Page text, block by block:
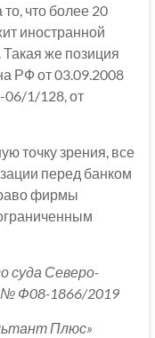
что более 20
иностранной
же позиция
РФ от 03.09.2008
1/128, от
точку зрения, все
перед банком
фирмы
Северо-
№ Ф08-1866/2019
Плюс»